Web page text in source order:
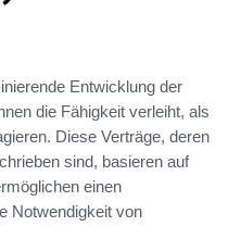
Entwicklung der
die Fähigkeit verleiht, als
Diese Verträge, deren
sind, basieren auf
einen
Notwendigkeit von